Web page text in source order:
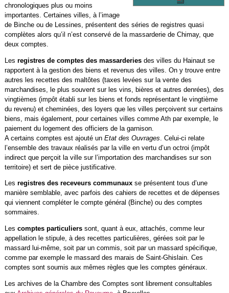
chronologiques plus ou moins
importantes. Certaines villes, à l’image
de Binche ou de Lessines, présentent des séries de registres quasi
complètes alors qu’il n’est conservé de la massarderie de Chimay, que
deux comptes.
Les registres de comptes des massarderies des villes du Hainaut se
rapportent à la gestion des biens et revenus des villes. On y trouve entre
autres les recettes des maltôtes (taxes levées sur la vente des
marchandises, le plus souvent sur les vins, bières et autres denrées), des
vingtièmes (impôt établi sur les biens et fonds représentant le vingtième
du revenu) et cheminées, des loyers que les villes perçoivent sur certains
biens, mais également, pour certaines villes comme Ath par exemple, le
paiement du logement des officiers de la garnison.
A certains comptes est ajouté un Etat des Ouvrages . Celui-ci relate
l’ensemble des travaux réalisés par la ville en vertu d’un octroi (impôt
indirect que perçoit la ville sur l’importation des marchandises sur son
territoire) et sert de pièce justificative.
Les registres des receveurs communaux se présentent tous d’une
manière semblable, avec parfois des cahiers de recettes et de dépenses
qui viennent compléter le compte général (Binche) ou des comptes
sommaires.
Les comptes particuliers sont, quant à eux, attachés, comme leur
appellation le stipule, à des recettes particulières, gérées soit par le
massard lui-même, soit par un commis, soit par un massard spécifique,
comme par exemple le massard des marais de Saint-Ghislain. Ces
comptes sont soumis aux mêmes règles que les comptes généraux.
Les archives de la Chambre des Comptes sont librement consultables